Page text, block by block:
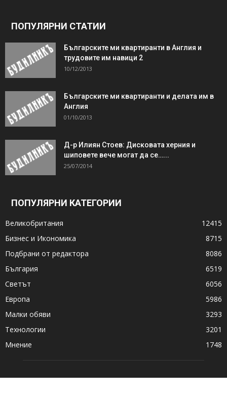
ПОПУЛЯРНИ СТАТИИ
Българските ми квартиранти в Англия и
трудовите им навици 2
10/12/2013
Българските ми квартиранти и делата им в
Англия
01/10/2013
Д-р Илиян Стоев: Дисковата херния и
шиповете вече могат да се…...
25/07/2014
ПОПУЛЯРНИ КАТЕГОРИИ
Великобритания
12415
Бизнес и Икономика
8715
Подбрани от редактора
8086
България
6519
Светът
6056
Европа
5986
Малки обяви
3293
Технологии
3201
Мнение
1748